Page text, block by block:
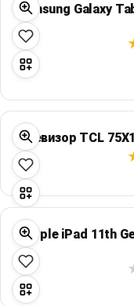
Samsung Galaxy
Телевизор TCL
Apple iPad 11th